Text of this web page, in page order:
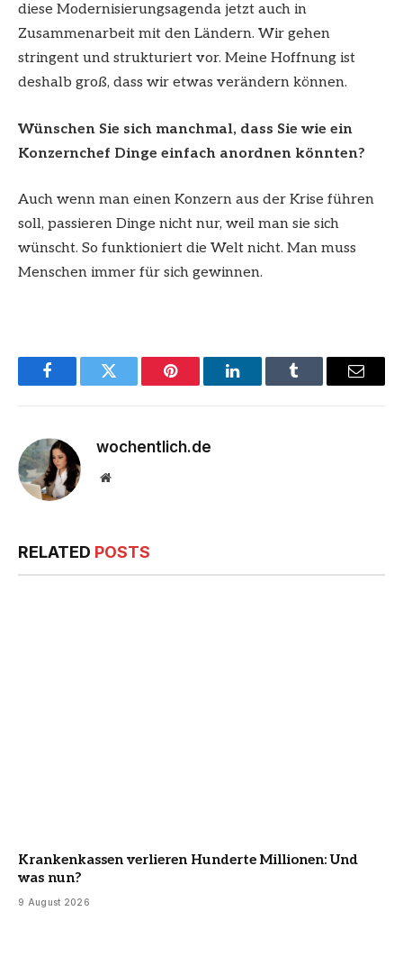
diese Modernisierungsagenda jetzt auch in
Zusammenarbeit mit den Ländern. Wir gehen
stringent und strukturiert vor. Meine Hoffnung ist
deshalb groß, dass wir etwas verändern können.
Wünschen Sie sich manchmal, dass Sie wie ein
Konzernchef Dinge einfach anordnen könnten?
Auch wenn man einen Konzern aus der Krise führen
soll, passieren Dinge nicht nur, weil man sie sich
wünscht. So funktioniert die Welt nicht. Man muss
Menschen immer für sich gewinnen.
FacebookTwitter Pinterest LinkedInTumblr Email
wochentlich.de
Website
RELATED POSTS
Krankenkassen verlieren Hunderte Millionen: Und
was nun?
9 August 2026